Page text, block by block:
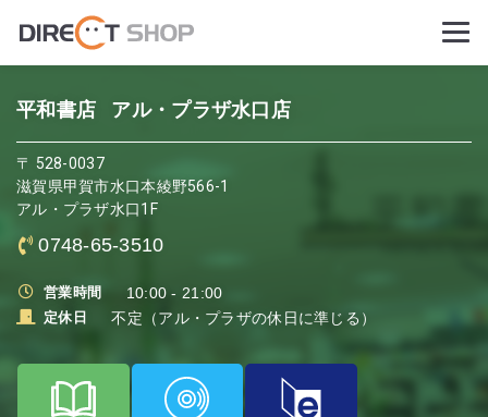
平和書店 アル・プラザ水口店
〒 528-0037
滋賀県甲賀市水口本綾野566-1
アル・プラザ水口1F
0748-65-3510
営業時間 10:00 - 21:00
定休日 不定（アル・プラザの休日に準じる）